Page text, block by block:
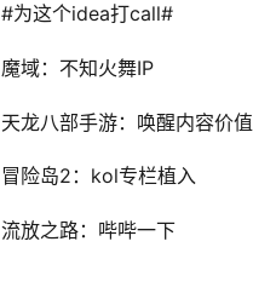
#为这个idea打call#
魔域：不知火舞IP
天龙八部手游：唤醒内容价值
冒险岛2 ： kol专栏植入
流放之路：哔哔一下